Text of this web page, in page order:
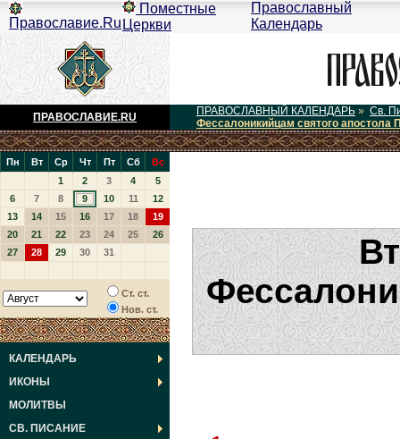
Православие.Ru
Поместные
Церкви
Православный
Календарь
ПРАВОСЛАВИЕ.RU ПРАВОСЛАВНЫЙ КАЛЕНДАРЬ » Св.
Фессалоникийцам святого апостола
Пн Вт Ср Чт Пт Сб
Вс
1
2 3 4
5
6
7 8 9 10 11
12
13
14 15 16 17 18
19
20
21 22 23 24 25
26
27
28 29 30 31
Ст. ст.
Нов. ст.
КАЛЕНДАРЬ
ИКОНЫ
МОЛИТВЫ
СВ. ПИСАНИЕ